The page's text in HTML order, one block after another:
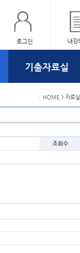
로그인 내강
기출자료실
ㆍ HOME > 자료
조회수